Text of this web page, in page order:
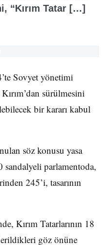
“Kırım Tatar […]
Sovyet yönetimi
sürülmesini
bir kararı kabul
söz konusu yasa
sandalyeli parlamentoda,
245’i, tasarının
Kırım Tatarlarının 18
göz önüne